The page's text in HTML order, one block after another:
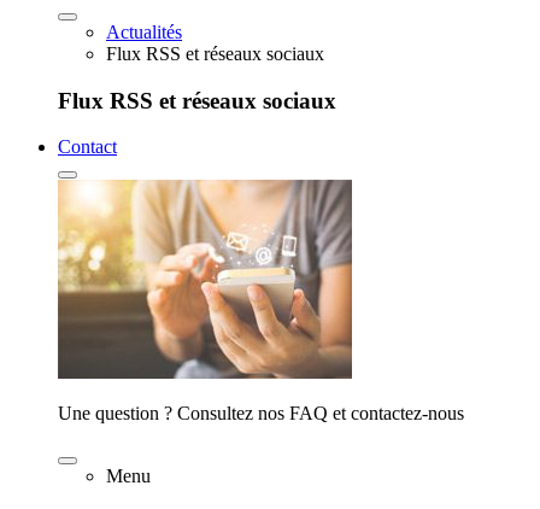
Actualités
Flux RSS et réseaux sociaux
Flux RSS et réseaux sociaux
Contact
Une question ? Consultez nos FAQ et contactez-nous
Menu